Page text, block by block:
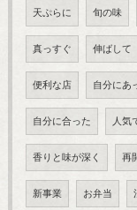
天ぷらに 旬の味
真っすぐ 伸ばして
便利な店 自分にあ
自分に合った 人気
香りと味が深く 再
新事業 お弁当